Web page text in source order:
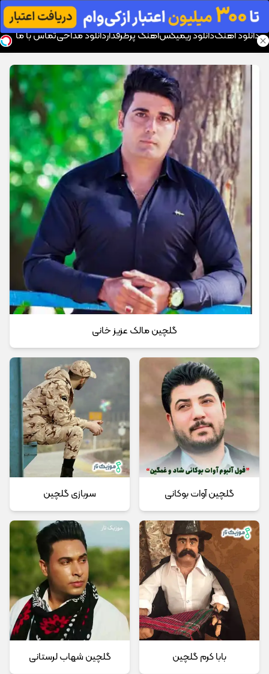
موزیک تار
دانلود آهنگدانلود ریمیکسآهنگ پرطرفداردانلود مداحیتماس با ما
گلچین مالک عزیز خانی
گلچین آوات بوکانی سربازی گلچین
بابا کرم گلچین گلچین شهاب لرستانی